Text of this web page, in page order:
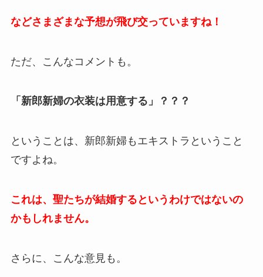
などさまざまな予想が飛び交っていますね！
ただ、こんなコメントも。
「新郎新婦の衣装は用意する」？？？
ということは、新郎新婦もエキストラということ
ですよね。
これは、聖たちが結婚するというわけではないの
かもしれません。
さらに、こんな意見も。